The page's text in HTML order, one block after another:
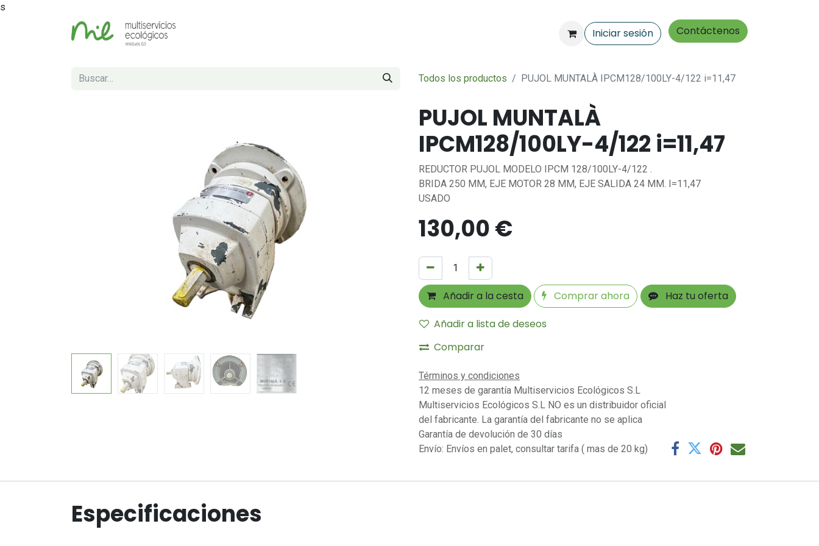
s
Iniciar sesión Contáctenos
Todos los productos PUJOL MUNTALÀ IPCM128/100LY-4/122 i=11,47
PUJOL MUNTALÀ
IPCM128/100LY-4/122 i=11,47
REDUCTOR PUJOL MODELO IPCM 128/100LY-4/122 .
BRIDA 250 MM, EJE MOTOR 28 MM, EJE SALIDA 24 MM. I=11,47
USADO
130,00€
Añadir a la cesta Comprar ahora
Haz tu oferta
Añadir a lista de deseos
Comparar
Términos y condiciones
12 meses de garantía Multiservicios Ecológicos S.L
Multiservicios Ecológicos S.L NO es un distribuidor oficial
del fabricante. La garantía del fabricante no se aplica
Garantía de devolución de 30 días
Envío: Envíos en palet, consultar tarifa ( mas de 20 kg)
Especificaciones